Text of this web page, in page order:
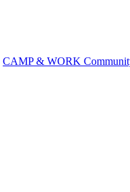
CAMP & WORK